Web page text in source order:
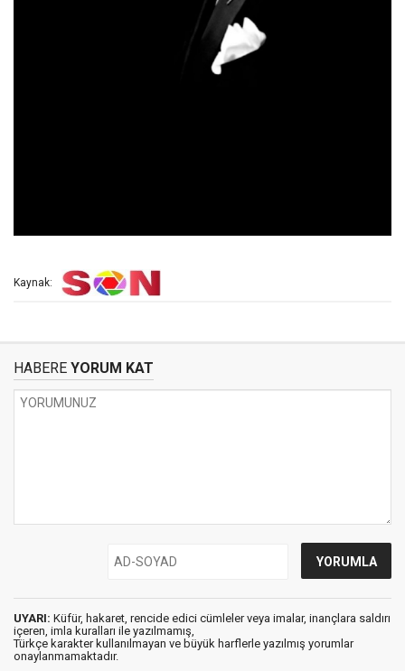
Kaynak:
HABERE YORUM KAT
UYARI: Küfür, hakaret, rencide edici cümleler veya imalar, inançlara saldırı
içeren, imla kuralları ile yazılmamış,
Türkçe karakter kullanılmayan ve büyük harflerle yazılmış yorumlar
onaylanmamaktadır.